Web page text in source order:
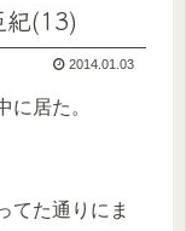
紀(13)
2014.01.03
に居た。
てた通りにま